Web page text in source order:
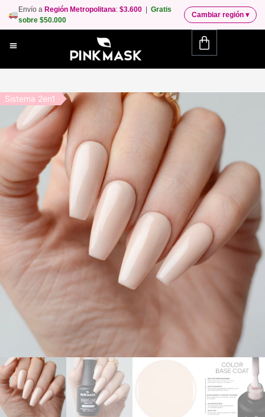
Envío a Región Metropolitana:$3.600 |Gratis
sobre $50.000
Cambiar región ▾
Sistema 2en1